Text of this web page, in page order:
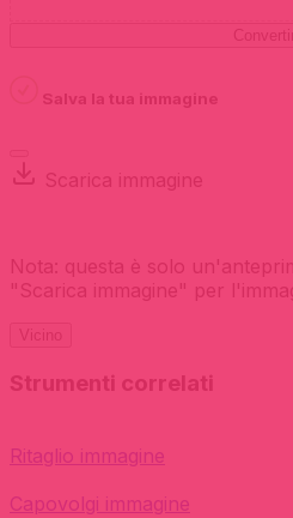
Convertire
Salva la tua immagine
Scarica immagine
Nota: questa è solo
"Scarica immagine" per
Vicino
Strumenti correlati
Ritaglio immagine
Capovolgi immagine